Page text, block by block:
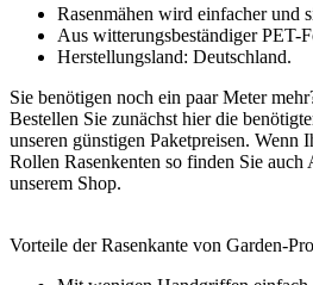
Rasenmähen wird einfacher und
Aus witterungsbeständiger PET-
Herstellungsland: Deutschland.
Sie benötigen noch ein paar Meter
Bestellen Sie zunächst hier die
unseren günstigen Paketpreisen. Wenn
Rollen Rasenkenten so finden Sie
unserem Shop.
Vorteile der Rasenkante von Garden-